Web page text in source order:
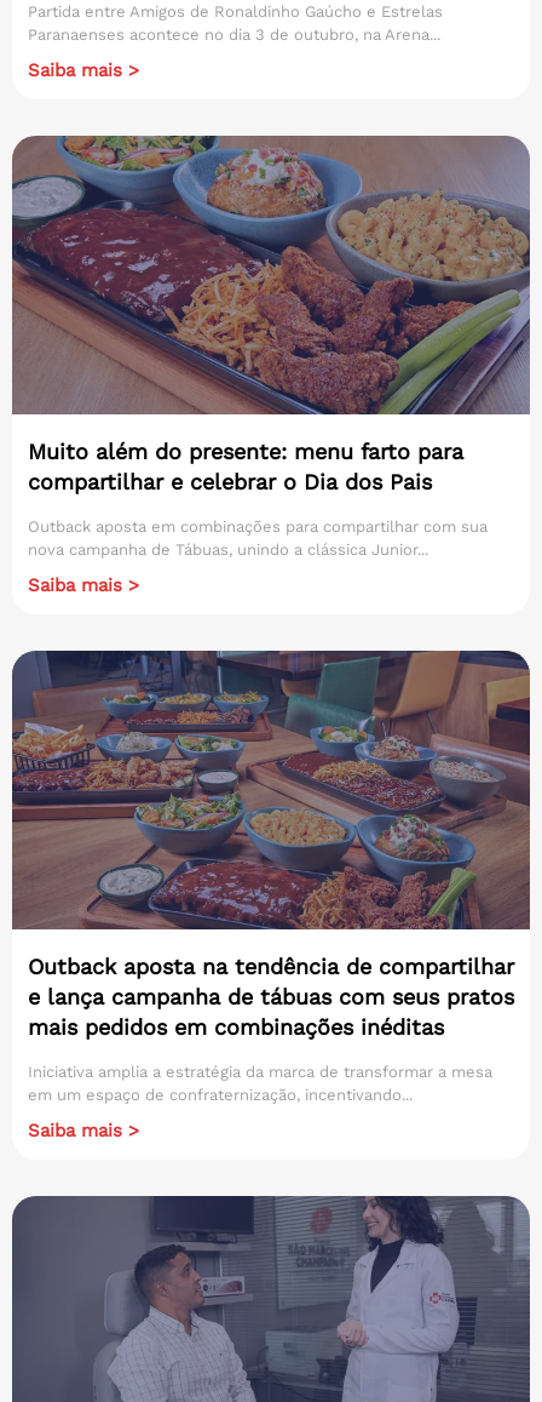
Partida entre Amigos de Ronaldinho Gaúcho e Estrelas
Paranaenses acontece no dia 3 de outubro, na Arena...
Saiba mais >
Muito além do presente: menu farto para
compartilhar e celebrar o Dia dos Pais
Outback aposta em combinações para compartilhar com sua
nova campanha de Tábuas, unindo a clássica Junior...
Saiba mais >
Outback aposta na tendência de compartilhar
e lança campanha de tábuas com seus pratos
mais pedidos em combinações inéditas
Iniciativa amplia a estratégia da marca de transformar a mesa
em um espaço de confraternização, incentivando...
Saiba mais >